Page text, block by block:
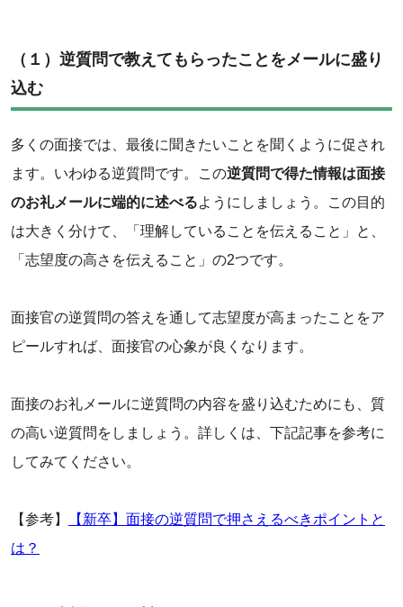
‌（１）逆質問で教えてもらったことをメールに盛り
込む
多くの面接では、最後に聞きたいことを聞くように促され
ます。いわゆる逆質問です。この逆質問で得た情報は面接
のお礼メールに端的に述べるようにしましょう。この目的
は大きく分けて、「理解していることを伝えること」と、
「志望度の高さを伝えること」の2つです。
‌面接官の逆質問の答えを通して志望度が高まったことをア
ピールすれば、面接官の心象が良くなります。
‌面接のお礼メールに逆質問の内容を盛り込むためにも、質
の高い逆質問をしましょう。詳しくは、下記記事を参考に
してみてください。
【参考】
【新卒】面接の逆質問で押さえるべきポイントと
は？